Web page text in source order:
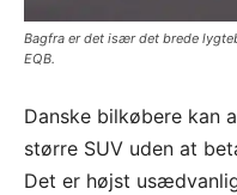
Bagfra er det især det brede
EQB.
Danske bilkøbere kan
større SUV uden at
Det er højst